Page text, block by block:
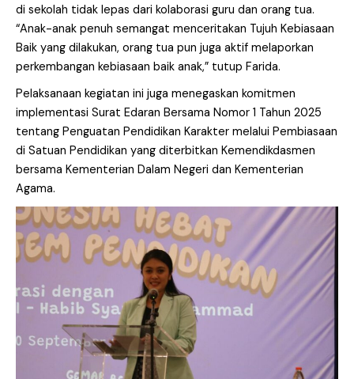
di sekolah tidak lepas dari kolaborasi guru dan orang tua.
“Anak-anak penuh semangat menceritakan Tujuh Kebiasaan
Baik yang dilakukan, orang tua pun juga aktif melaporkan
perkembangan kebiasaan baik anak,” tutup Farida.
Pelaksanaan kegiatan ini juga menegaskan komitmen
implementasi Surat Edaran Bersama Nomor 1 Tahun 2025
tentang Penguatan Pendidikan Karakter melalui Pembiasaan
di Satuan Pendidikan yang diterbitkan Kemendikdasmen
bersama Kementerian Dalam Negeri dan Kementerian
Agama.